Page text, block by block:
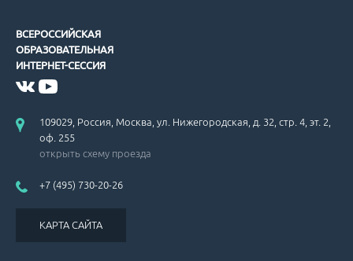
ВСЕРОССИЙСКАЯ
ОБРАЗОВАТЕЛЬНАЯ
ИНТЕРНЕТ-СЕССИЯ
109029, Россия, Москва, ул. Нижегородская, д. 32, стр. 4, эт. 2,
оф. 255
открыть схему проезда
+7 (495) 730-20-26
КАРТА САЙТА